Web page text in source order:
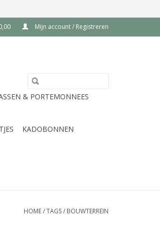
Mijn account / Registreren
& PORTEMONNEES
KADOBONNEN
HOME/TAGS/ BOUWTERREIN